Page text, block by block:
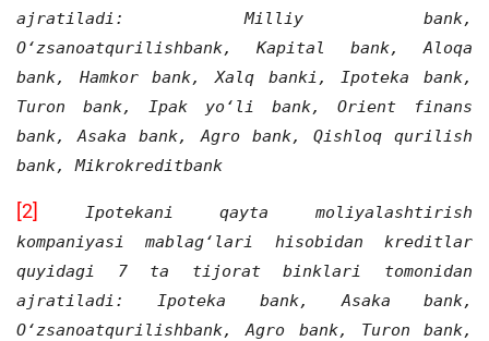
ajratiladi: Milliy bank,
O‘zsanoatqurilishbank, Kapital bank, Aloqa
bank, Hamkor bank, Xalq banki, Ipoteka bank,
Turon bank, Ipak yo‘li bank, Orient finans
bank, Asaka bank, Agro bank, Qishloq qurilish
bank, Mikrokreditbank
[2]
Ipotekani qayta moliyalashtirish
kompaniyasi mablag‘lari hisobidan kreditlar
quyidagi 7 ta tijorat binklari tomonidan
ajratiladi: Ipoteka bank, Asaka bank,
O‘zsanoatqurilishbank, Agro bank, Turon bank,